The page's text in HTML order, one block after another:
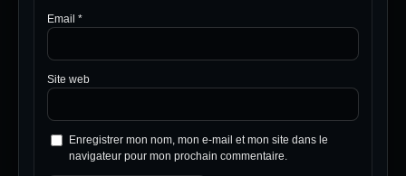
Email *
Site web
Enregistrer mon nom, mon e-mail et mon site dans le
navigateur pour mon prochain commentaire.